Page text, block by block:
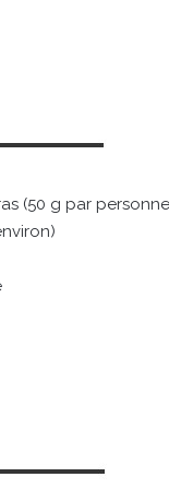
(50 g par